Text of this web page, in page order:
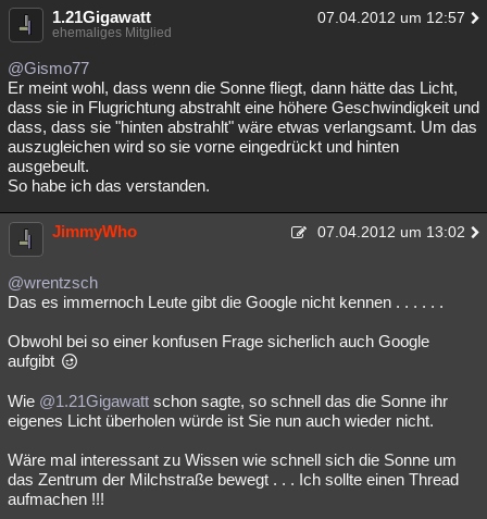
1.21Gigawatt 07.04.2012 um 12:57
ehemaliges Mitglied
@Gismo77
Er meint wohl, dass wenn die Sonne fliegt, dann hätte das Licht,
dass sie in Flugrichtung abstrahlt eine höhere Geschwindigkeit und
dass, dass sie "hinten abstrahlt" wäre etwas verlangsamt. Um das
auszugleichen wird so sie vorne eingedrückt und hinten
ausgebeult.
So habe ich das verstanden.
JimmyWho 07.04.2012 um 13:02
@wrentzsch
Das es immernoch Leute gibt die Google nicht kennen . . . . . .
Obwohl bei so einer konfusen Frage sicherlich auch Google
aufgibt
Wie @1.21Gigawatt schon sagte, so schnell das die Sonne ihr
eigenes Licht überholen würde ist Sie nun auch wieder nicht.
Wäre mal interessant zu Wissen wie schnell sich die Sonne um
das Zentrum der Milchstraße bewegt . . . Ich sollte einen Thread
aufmachen !!!